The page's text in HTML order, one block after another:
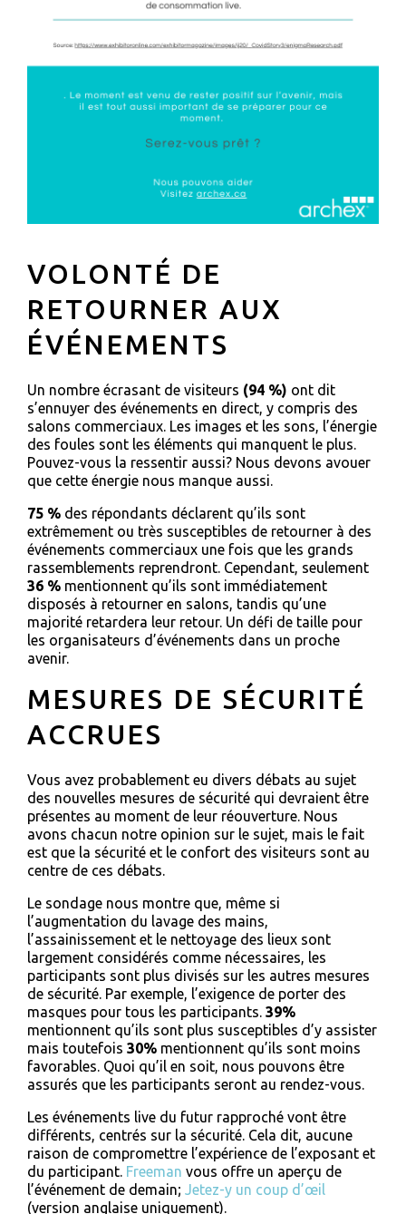
VOLONTÉ DE
RETOURNER AUX
ÉVÉNEMENTS
Un nombre écrasant de visiteurs (94 %) ont dit
s’ennuyer des événements en direct, y compris des
salons commerciaux. Les images et les sons, l’énergie
des foules sont les éléments qui manquent le plus.
Pouvez-vous la ressentir aussi? Nous devons avouer
que cette énergie nous manque aussi.
75 % des répondants déclarent qu’ils sont
extrêmement ou très susceptibles de retourner à des
événements commerciaux une fois que les grands
rassemblements reprendront. Cependant, seulement
36 % mentionnent qu’ils sont immédiatement
disposés à retourner en salons, tandis qu’une
majorité retardera leur retour. Un défi de taille pour
les organisateurs d’événements dans un proche
avenir.
MESURES DE SÉCURITÉ
ACCRUES
Vous avez probablement eu divers débats au sujet
des nouvelles mesures de sécurité qui devraient être
présentes au moment de leur réouverture. Nous
avons chacun notre opinion sur le sujet, mais le fait
est que la sécurité et le confort des visiteurs sont au
centre de ces débats.
Le sondage nous montre que, même si
l’augmentation du lavage des mains,
l’assainissement et le nettoyage des lieux sont
largement considérés comme nécessaires, les
participants sont plus divisés sur les autres mesures
de sécurité. Par exemple, l’exigence de porter des
masques pour tous les participants. 39%
mentionnent qu’ils sont plus susceptibles d’y assister
mais toutefois 30% mentionnent qu’ils sont moins
favorables. Quoi qu’il en soit, nous pouvons être
assurés que les participants seront au rendez-vous.
Les événements live du futur rapproché vont être
différents, centrés sur la sécurité. Cela dit, aucune
raison de compromettre l’expérience de l’exposant et
du participant. Freeman vous offre un aperçu de
l’événement de demain; Jetez-y un coup d’œil
(version anglaise uniquement).